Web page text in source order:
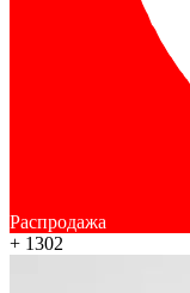
Распродажа
+ 1302